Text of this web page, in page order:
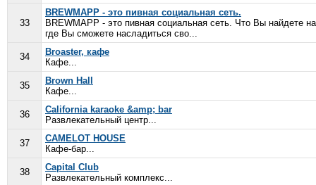
33
BREWMAPP - это пивная социальная сеть.
BREWMAPP - это пивная социальная сеть. Что Вы найдете
где Вы сможете насладиться сво...
34
Broaster, кафе
Кафе...
35
Brown Hall
Кафе...
36
California karaoke &amp; bar
Развлекательный центр...
37
CAMELOT HOUSE
Кафе-бар...
38
Capital Club
Развлекательный комплекс...